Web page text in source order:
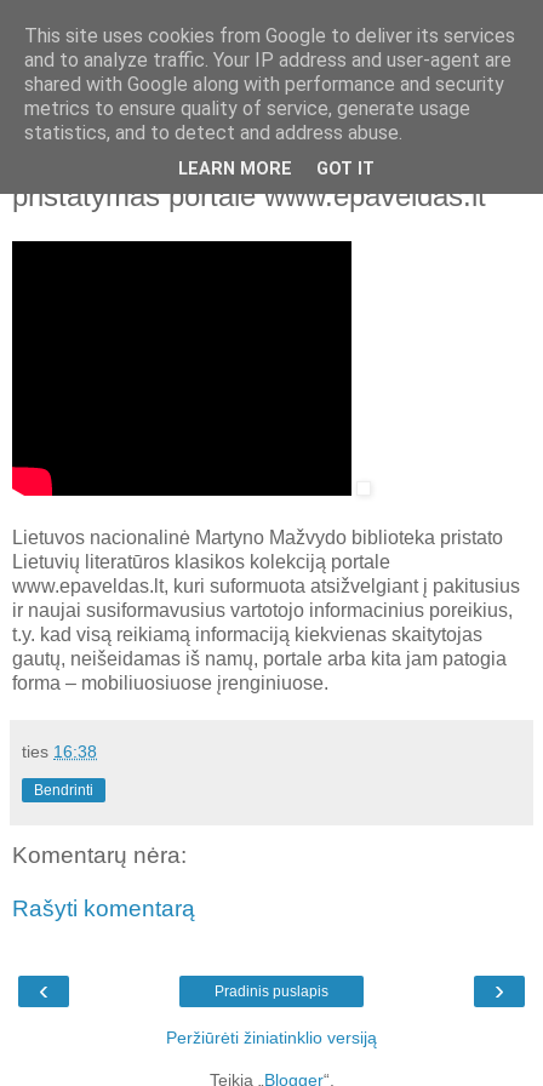
2016 m. vasario 24 d., trečiadienis
Lietuvių literatūros klasikos kolekcijos
pristatymas portale www.epaveldas.lt
Lietuvos nacionalinė Martyno Mažvydo biblioteka pristato
Lietuvių literatūros klasikos kolekciją portale
www.epaveldas.lt, kuri suformuota atsižvelgiant į pakitusius
ir naujai susiformavusius vartotojo informacinius poreikius,
t.y. kad visą reikiamą informaciją kiekvienas skaitytojas
gautų, neišeidamas iš namų, portale arba kita jam patogia
forma – mobiliuosiuose įrenginiuose.
ties 16:38
Bendrinti
Komentarų nėra:
Rašyti komentarą
‹ ›
Pradinis puslapis
Peržiūrėti žiniatinklio versiją
Teikia „Blogger“.
This site uses cookies from Google to deliver its services
and to analyze traffic. Your IP address and user-agent are
shared with Google along with performance and security
metrics to ensure quality of service, generate usage
statistics, and to detect and address abuse.
LEARN MORE GOT IT